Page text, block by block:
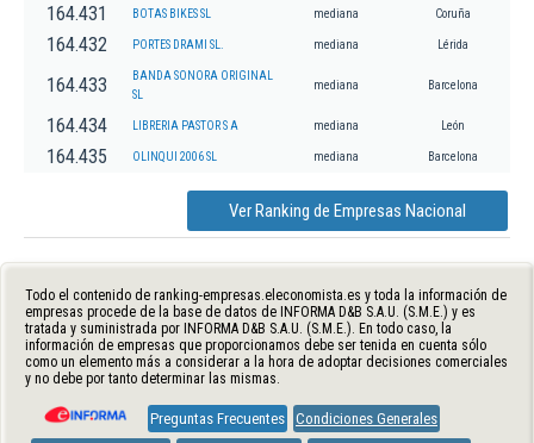
164.431 BOTAS BIKES SL mediana Coruña
164.432 PORTES DRAMI SL. mediana Lérida
164.433
BANDA SONORA ORIGINAL
SL
mediana Barcelona
164.434 LIBRERIA PASTOR S A mediana León
164.435 OLINQUI 2006 SL mediana Barcelona
Ver Ranking de Empresas Nacional
Todo el contenido de ranking-empresas.eleconomista.es y toda la información de
empresas procede de la base de datos de INFORMA D&B S.A.U. (S.M.E.) y es
tratada y suministrada por INFORMA D&B S.A.U. (S.M.E.). En todo caso, la
información de empresas que proporcionamos debe ser tenida en cuenta sólo
como un elemento más a considerar a la hora de adoptar decisiones comerciales
y no debe por tanto determinar las mismas.
Preguntas Frecuentes Condiciones Generales